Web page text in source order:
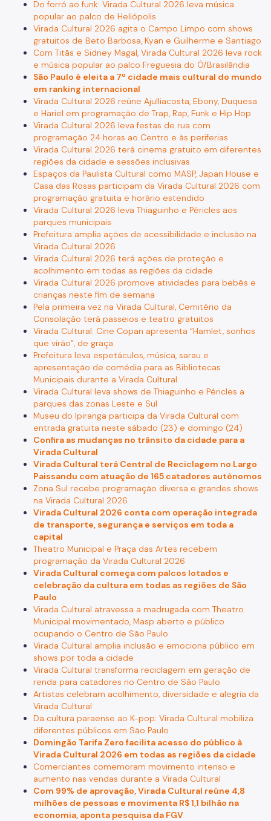
Do forró ao funk: Virada Cultural 2026 leva música
popular ao palco de Heliópolis
Virada Cultural 2026 agita o Campo Limpo com shows
gratuitos de Beto Barbosa, Kyan e Guilherme e Santiago
Com Titãs e Sidney Magal, Virada Cultural 2026 leva rock
e música popular ao palco Freguesia do Ó/Brasilândia
São Paulo é eleita a 7ª cidade mais cultural do mundo
em ranking internacional
Virada Cultural 2026 reúne Ajulliacosta, Ebony, Duquesa
e Hariel em programação de Trap, Rap, Funk e Hip Hop
Virada Cultural 2026 leva festas de rua com
programação 24 horas ao Centro e às periferias
Virada Cultural 2026 terá cinema gratuito em diferentes
regiões da cidade e sessões inclusivas
Espaços da Paulista Cultural como MASP, Japan House e
Casa das Rosas participam da Virada Cultural 2026 com
programação gratuita e horário estendido
Virada Cultural 2026 leva Thiaguinho e Péricles aos
parques municipais
Prefeitura amplia ações de acessibilidade e inclusão na
Virada Cultural 2026
Virada Cultural 2026 terá ações de proteção e
acolhimento em todas as regiões da cidade
Virada Cultural 2026 promove atividades para bebês e
crianças neste fim de semana
Pela primeira vez na Virada Cultural, Cemitério da
Consolação terá passeios e teatro gratuitos
Virada Cultural: Cine Copan apresenta “Hamlet, sonhos
que virão”, de graça
Prefeitura leva espetáculos, música, sarau e
apresentação de comédia para as Bibliotecas
Municipais durante a Virada Cultural
Virada Cultural leva shows de Thiaguinho e Péricles a
parques das zonas Leste e Sul
Museu do Ipiranga participa da Virada Cultural com
entrada gratuita neste sábado (23) e domingo (24)
Confira as mudanças no trânsito da cidade para a
Virada Cultural
Virada Cultural terá Central de Reciclagem no Largo
Paissandu com atuação de 165 catadores autônomos
Zona Sul recebe programação diversa e grandes shows
na Virada Cultural 2026
Virada Cultural 2026 conta com operação integrada
de transporte, segurança e serviços em toda a
capital
Theatro Municipal e Praça das Artes recebem
programação da Virada Cultural 2026
Virada Cultural começa com palcos lotados e
celebração da cultura em todas as regiões de São
Paulo
Virada Cultural atravessa a madrugada com Theatro
Municipal movimentado, Masp aberto e público
ocupando o Centro de São Paulo
Virada Cultural amplia inclusão e emociona público em
shows por toda a cidade
Virada Cultural transforma reciclagem em geração de
renda para catadores no Centro de São Paulo
Artistas celebram acolhimento, diversidade e alegria da
Virada Cultural
Da cultura paraense ao K-pop: Virada Cultural mobiliza
diferentes públicos em São Paulo
Domingão Tarifa Zero facilita acesso do público à
Virada Cultural 2026 em todas as regiões da cidade
Comerciantes comemoram movimento intenso e
aumento nas vendas durante a Virada Cultural
Com 99% de aprovação, Virada Cultural reúne 4,8
milhões de pessoas e movimenta R$ 1,1 bilhão na
economia, aponta pesquisa da FGV